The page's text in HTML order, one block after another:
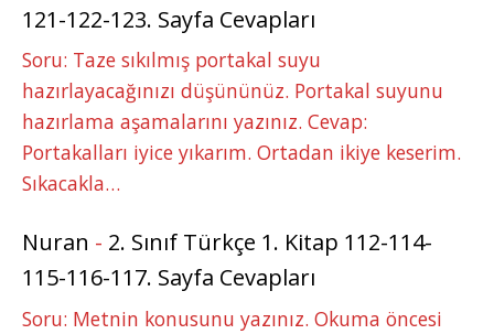
121-122-123. Sayfa Cevapları
Soru: Taze sıkılmış portakal suyu
hazırlayacağınızı düşününüz. Portakal suyunu
hazırlama aşamalarını yazınız. Cevap:
Portakalları iyice yıkarım. Ortadan ikiye keserim.
Sıkacakla…
Nuran - 2. Sınıf Türkçe 1. Kitap 112-114-
115-116-117. Sayfa Cevapları
Soru: Metnin konusunu yazınız. Okuma öncesi